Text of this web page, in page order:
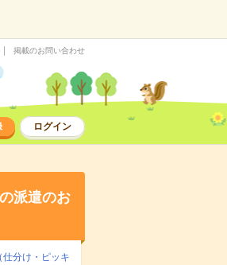
掲載のお問い合わせ
ログイン
の派遣のお
仕分け・ピッキ